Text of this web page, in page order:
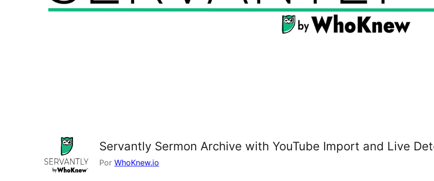
Servantly Sermon Archive with YouTube Import and Live
Por WhoKnew.io